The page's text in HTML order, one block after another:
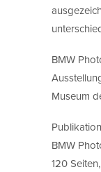
BMW
Museum
Publikation
BMW
120